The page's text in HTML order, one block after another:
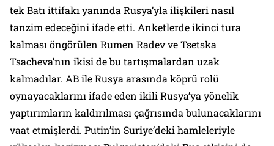
tek Batı ittifakı yanında Rusya’yla ilişkileri nasıl
tanzim edeceğini ifade etti. Anketlerde ikinci tura
kalması öngörülen Rumen Radev ve Tsetska
Tsacheva’nın ikisi de bu tartışmalardan uzak
kalmadılar. AB ile Rusya arasında köprü rolü
oynayacaklarını ifade eden ikili Rusya’ya yönelik
yaptırımların kaldırılması çağrısında bulunacaklarını
vaat etmişlerdi. Putin’in Suriye’deki hamleleriyle